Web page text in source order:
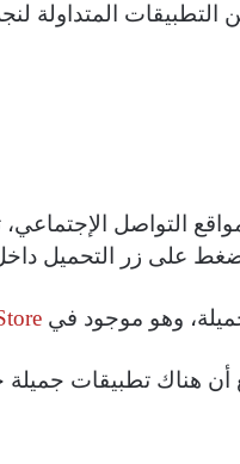
المتداولة
التواصل الإجتماعي،
على زر التحميل
وهو موجود في